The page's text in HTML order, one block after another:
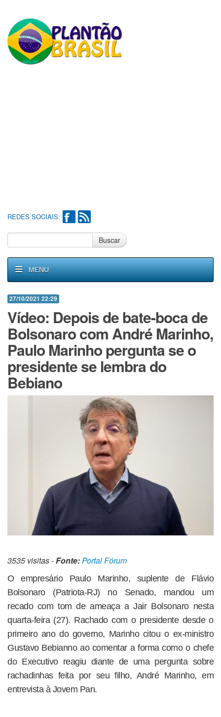
REDES SOCIAIS:
Buscar
MENU
27/10/2021 22:29
Vídeo: Depois de bate-boca de
Bolsonaro com André Marinho,
Paulo Marinho pergunta se o
presidente se lembra do
Bebiano
3535 visitas -Fonte:Portal Fórum
O empresário Paulo Marinho, suplente de Flávio
Bolsonaro (Patriota-RJ) no Senado, mandou um
recado com tom de ameaça a Jair Bolsonaro nesta
quarta-feira (27). Rachado com o presidente desde o
primeiro ano do governo, Marinho citou o ex-ministro
Gustavo Bebianno ao comentar a forma como o chefe
do Executivo reagiu diante de uma pergunta sobre
rachadinhas feita por seu filho, André Marinho, em
entrevista à Jovem Pan.